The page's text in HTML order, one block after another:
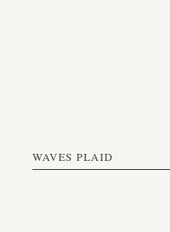
WAVES PLAID